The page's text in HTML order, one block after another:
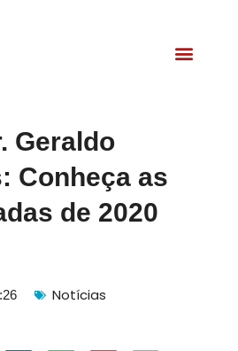
Geraldo
Conheça as
de 2020
Notícias